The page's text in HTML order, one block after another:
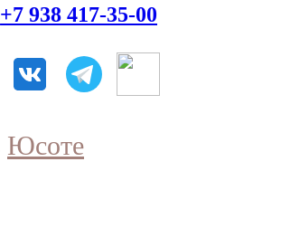
+7 938 417-35-00
Юсоте